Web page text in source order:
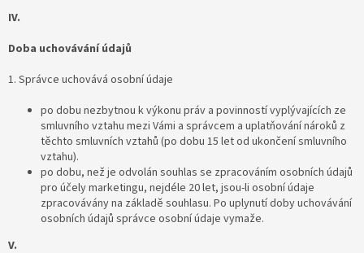
IV.
Doba uchovávání údajů
1. Správce uchovává osobní údaje
po dobu nezbytnou k výkonu práv a povinností vyplývajících ze
smluvního vztahu mezi Vámi a správcem a uplatňování nároků z
těchto smluvních vztahů (po dobu 15 let od ukončení smluvního
vztahu).
po dobu, než je odvolán souhlas se zpracováním osobních údajů
pro účely marketingu, nejdéle 20 let, jsou-li osobní údaje
zpracovávány na základě souhlasu. Po uplynutí doby uchovávání
osobních údajů správce osobní údaje vymaže.
V.